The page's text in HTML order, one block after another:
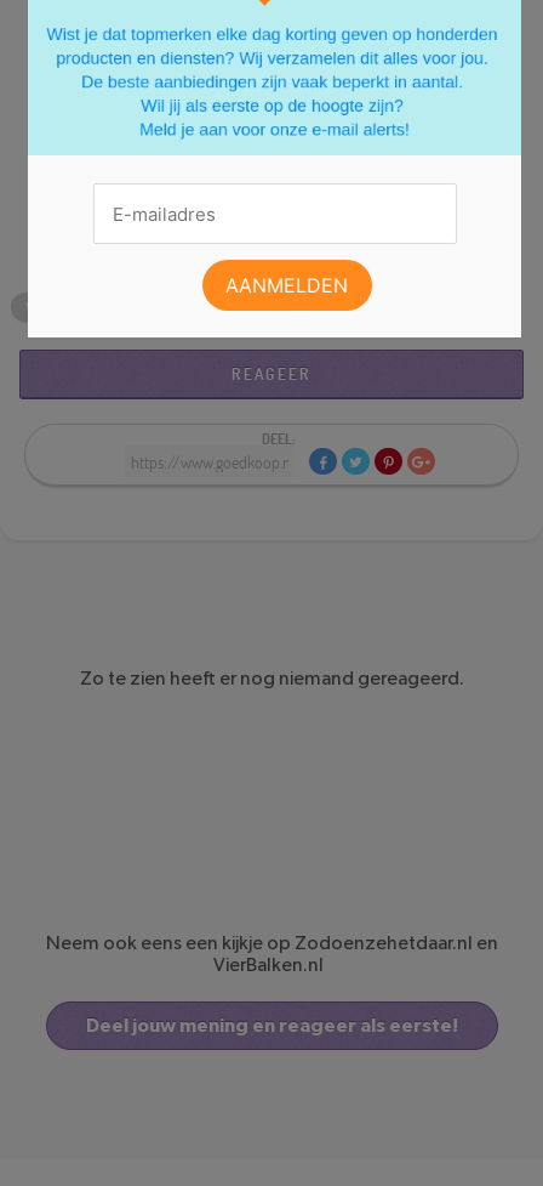
eens betaalbaar is, dan zijn rolluik zeker het
overwegen waard.
Wil je meer weten over hoe jij kunt profiteren van
ENERGIE BESPAREN
REAGEER
DEEL:
Zo te zien heeft er nog niemand gereageerd.
Neem ook eens een kijkje op Zodoenzehetdaar.nl en
VierBalken.nl
Deel jouw mening en reageer als eerste!